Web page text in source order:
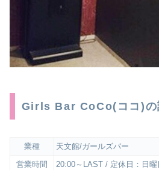
Girls Bar CoCo(ココ)の
業種
天文館/ガールズバー
営業時間
20:00～LAST / 定休日：日曜